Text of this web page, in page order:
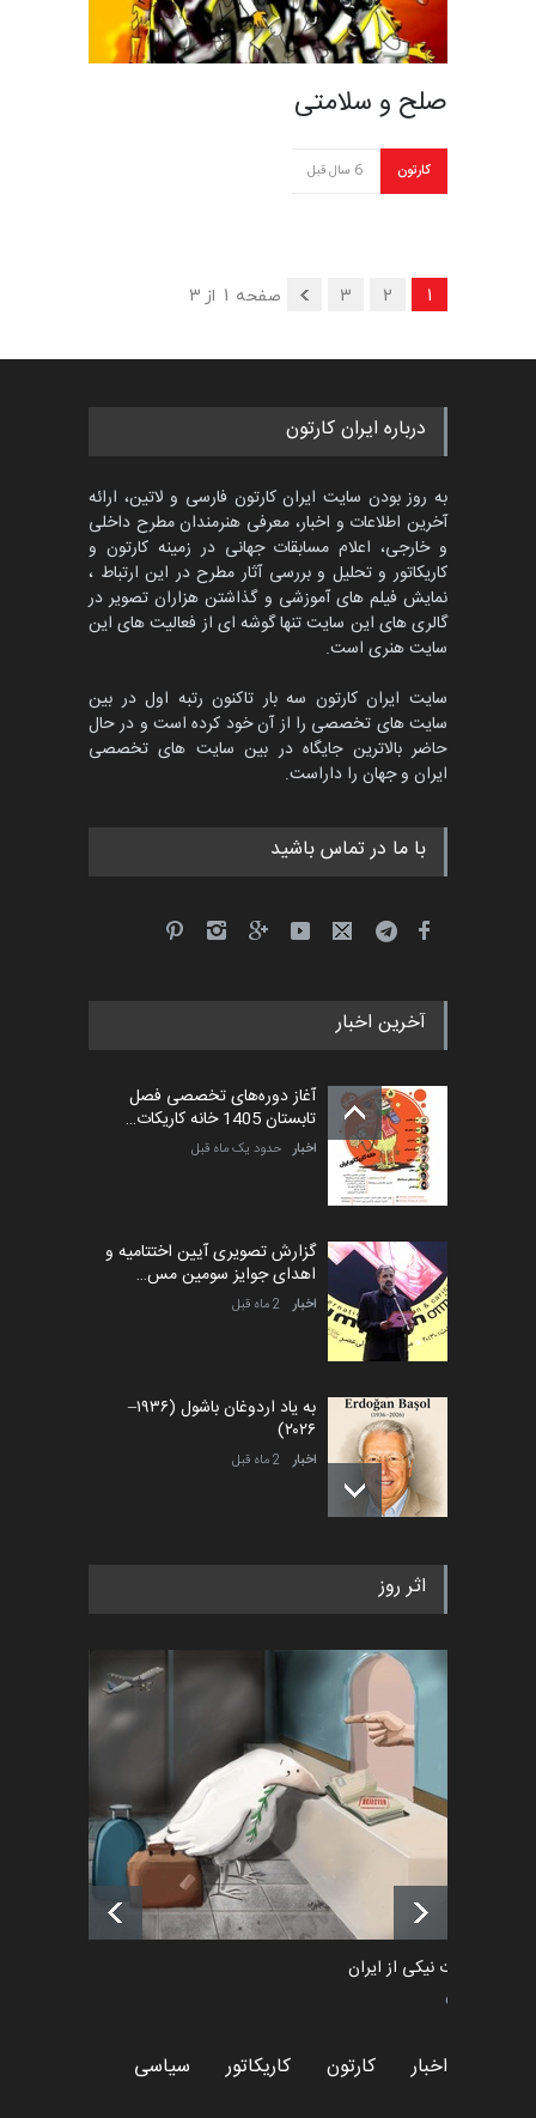
صلح و سلامتی
کارتون 6 سال قبل
1
2
3 صفحه 1 از 3
درباره ایران کارتون
به روز بودن سایت ایران کارتون فارسی و لاتین، ارائه
آخرین اطلاعات و اخبار، معرفی هنرمندان مطرح داخلی
و خارجی، اعلام مسابقات جهانی در زمینه کارتون و
کاریکاتور و تحلیل و بررسی آثار مطرح در این ارتباط ،
نمایش فیلم های آموزشی و گذاشتن هزاران تصویر در
گالری های این سایت تنها گوشه ای از فعالیت های این
سایت هنری است.
سایت ایران کارتون سه بار تاکنون رتبه اول در بین
سایت های تخصصی را از آن خود کرده است و در حال
حاضر بالاترین جایگاه در بین سایت های تخصصی
ایران و جهان را داراست.
با ما در تماس باشید
آخرین اخبار
آغاز دوره‌های تخصصی فصل
تابستان 1405 خانه کاریکات…
اخبار حدود یک ماه قبل
گزارش تصویری آیین اختتامیه و
اهدای جوایز سومین مس…
اخبار 2 ماه قبل
به یاد اردوغان باشول (۱۹۳۶–
۲۰۲۶)
اخبار 2 ماه قبل
رویداد کارگاهی کارتون و پوستر
اخبار 6 ماه قبل
فراخوان رویداد کارگاهی کارتون و
پوستر "ایران سربل…
اخبار 6 ماه قبل
لیست شرکت کنندگان یازدهمین
جشنواره بین‌المللی کا…
اخبار حدود 4 ساعت قبل
اثر روز
طراوت نیکی از ایران
سیاسی
اخبار کارتون کاریکاتور سیاسی